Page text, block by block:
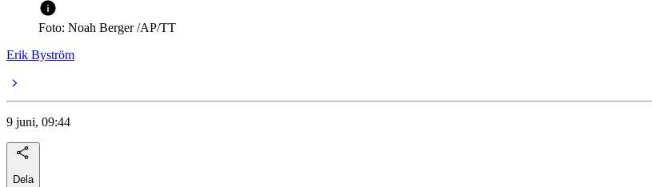
Foto: Noah Berger /AP/TT
Erik Byström
9 juni, 09:44
Dela